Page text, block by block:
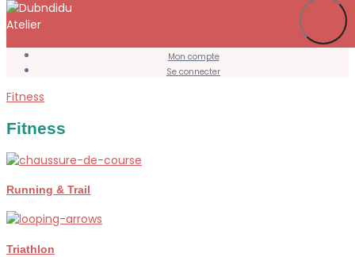
Mon compte
Se connecter
Fitness
Fitness
Running & Trail
Triathlon